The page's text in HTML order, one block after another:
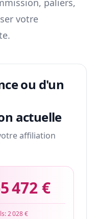
paliers,
votre
ou d'un
actuelle
affiliation
472 €
2 028 €